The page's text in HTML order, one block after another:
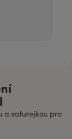
a saturejkou pro